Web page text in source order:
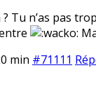
Tu n’as pas
min #71111